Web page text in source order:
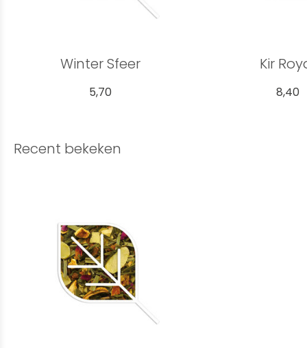
Winter Sfeer
5,70
Kir
8,40
Recent bekeken